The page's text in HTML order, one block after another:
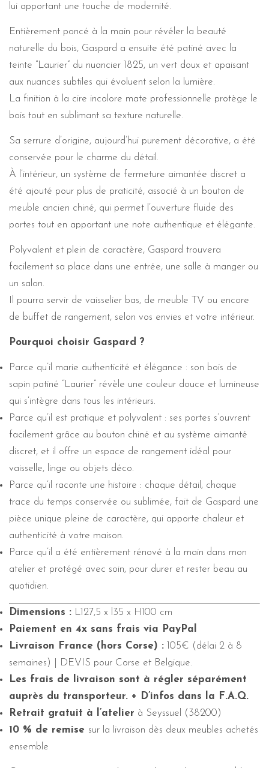
lui apportant une touche de modernité.
Entièrement poncé à la main pour révéler la beauté
naturelle du bois, Gaspard a ensuite été patiné avec la
teinte “Laurier” du nuancier 1825, un vert doux et apaisant
aux nuances subtiles qui évoluent selon la lumière.
La finition à la cire incolore mate professionnelle protège le
bois tout en sublimant sa texture naturelle.
Sa serrure d’origine, aujourd’hui purement décorative, a été
conservée pour le charme du détail.
À l’intérieur, un système de fermeture aimantée discret a
été ajouté pour plus de praticité, associé à un bouton de
meuble ancien chiné, qui permet l’ouverture fluide des
portes tout en apportant une note authentique et élégante.
Polyvalent et plein de caractère, Gaspard trouvera
facilement sa place dans une entrée, une salle à manger ou
un salon.
Il pourra servir de vaisselier bas, de meuble TV ou encore
de buffet de rangement, selon vos envies et votre intérieur.
Pourquoi choisir Gaspard ?
Parce qu’il marie authenticité et élégance : son bois de
sapin patiné “Laurier” révèle une couleur douce et lumineuse
qui s’intègre dans tous les intérieurs.
Parce qu’il est pratique et polyvalent : ses portes s’ouvrent
facilement grâce au bouton chiné et au système aimanté
discret, et il offre un espace de rangement idéal pour
vaisselle, linge ou objets déco.
Parce qu’il raconte une histoire : chaque détail, chaque
trace du temps conservée ou sublimée, fait de Gaspard une
pièce unique pleine de caractère, qui apporte chaleur et
authenticité à votre maison.
Parce qu’il a été entièrement rénové à la main dans mon
atelier et protégé avec soin, pour durer et rester beau au
quotidien.
Dimensions : L127,5 x l35 x H100 cm
Paiement en 4x sans frais via PayPal
Livraison France (hors Corse) : 105€ (délai 2 à 8
semaines) | DEVIS pour Corse et Belgique.
Les frais de livraison sont à régler séparément
auprès du transporteur. + D’infos dans la F.A.Q.
Retrait gratuit à l’atelier à Seyssuel (38200)
10 % de remise sur la livraison dès deux meubles achetés
ensemble